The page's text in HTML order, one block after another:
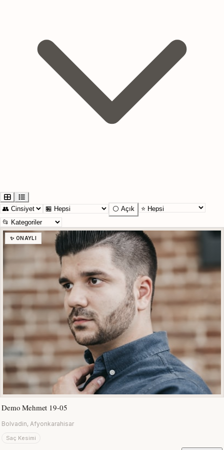
⚪ Açık
✨ ONAYLI
Demo Mehmet 19-05
Bolvadin, Afyonkarahisar
Saç Kesimi